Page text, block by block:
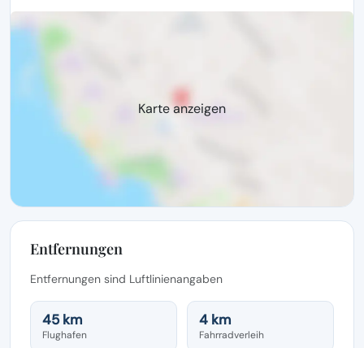
Karte anzeigen
Entfernungen
Entfernungen sind Luftlinienangaben
45 km
Flughafen
4 km
Fahrradverleih